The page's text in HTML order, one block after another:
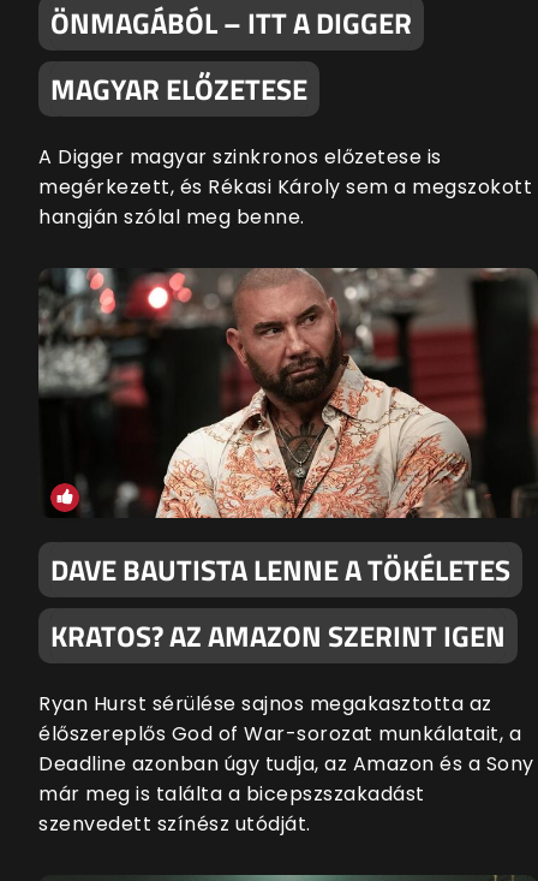
ÖNMAGÁBÓL – ITT A DIGGER
MAGYAR ELŐZETESE
A Digger magyar szinkronos előzetese is
megérkezett, és Rékasi Károly sem a megszokott
hangján szólal meg benne.
DAVE BAUTISTA LENNE A TÖKÉLETES
KRATOS? AZ AMAZON SZERINT IGEN
Ryan Hurst sérülése sajnos megakasztotta az
élőszereplős God of War-sorozat munkálatait, a
Deadline azonban úgy tudja, az Amazon és a Sony
már meg is találta a bicepszszakadást
szenvedett színész utódját.